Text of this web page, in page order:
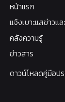
หน้าแรก
แจ้งเบาะแสข่าวแ
คลังความรู้
ข่าวสาร
ดาวน์โหลดคู่มือปร